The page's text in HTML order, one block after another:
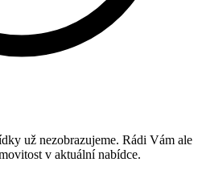
už nezobrazujeme. Rádi Vám ale
v aktuální nabídce.